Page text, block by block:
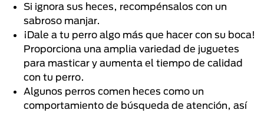
Si ignora sus heces, recompénsalos con un
sabroso manjar.
¡Dale a tu perro algo más que hacer con su boca!
Proporciona una amplia variedad de juguetes
para masticar y aumenta el tiempo de calidad
con tu perro.
Algunos perros comen heces como un
comportamiento de búsqueda de atención, así